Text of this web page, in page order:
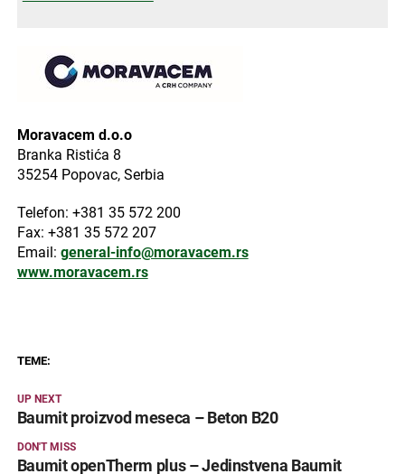
Moravacem d.o.o
Branka Ristića 8
35254 Popovac, Serbia
Telefon: +381 35 572 200
Fax: +381 35 572 207
Email: general-info@moravacem.rs
www.moravacem.rs
TEME:
UP NEXT
Baumit proizvod meseca – Beton B20
DON'T MISS
Baumit openTherm plus – Jedinstvena Baumit